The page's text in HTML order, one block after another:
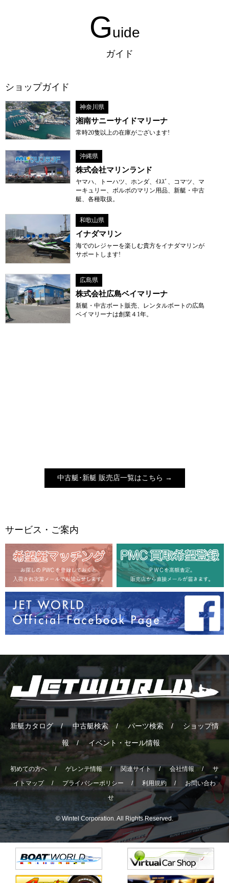
Guide
ガイド
ショップガイド
中古艇･新艇 販売店一覧はこちら →
サービス・ご案内
新艇カタログ 中古艇検索 パーツ検索 ショップ情
報 イベント・セール情報
初めての方へ ゲレンテ情報 関連サイト 会社情報
サ
イトマップ
プライバシーポリシー 利用規約
お問い合わ
せ
© Wintel Corporation. All Rights Reserved.